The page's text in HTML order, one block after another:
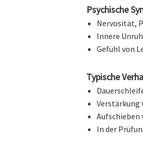
Psychische
Nervosität,
Innere
Gefühl von
Typische
Verstärkung
Aufschieben
In der